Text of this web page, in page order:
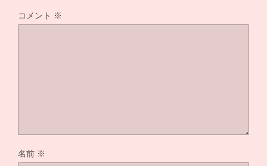
コメント ※
名前 ※